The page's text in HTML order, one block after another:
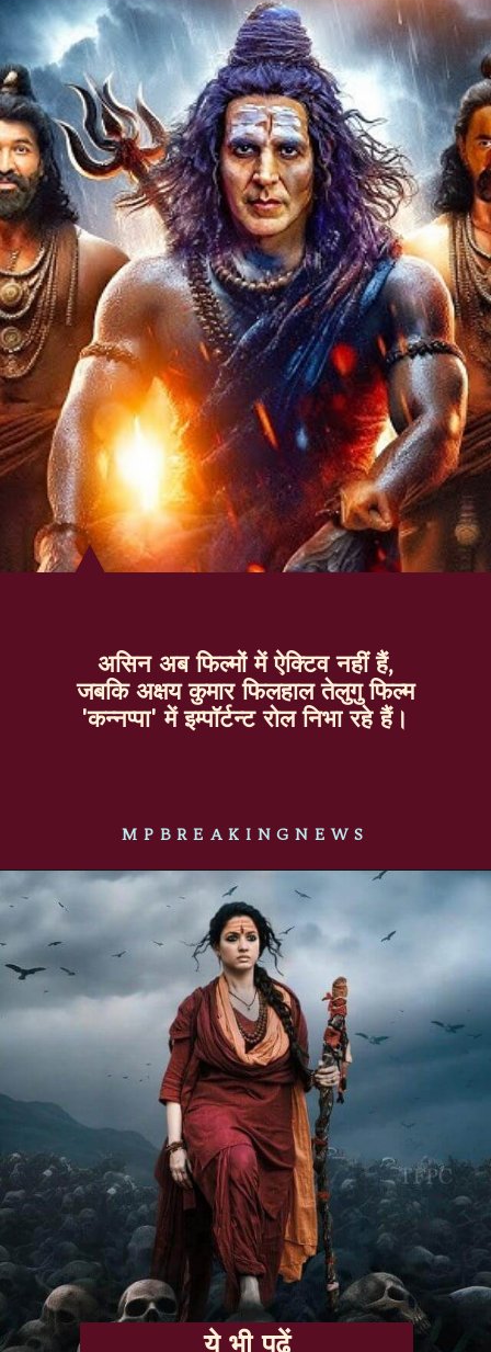
MPBREAKINGNEWS
असिन अब फिल्मों में ऐक्टिव नहीं हैं,
जबकि अक्षय कुमार फिलहाल तेलुगु फिल्म
'कन्नप्पा' में इम्पॉर्टन्ट रोल निभा रहे हैं।
ये भी पढ़ें